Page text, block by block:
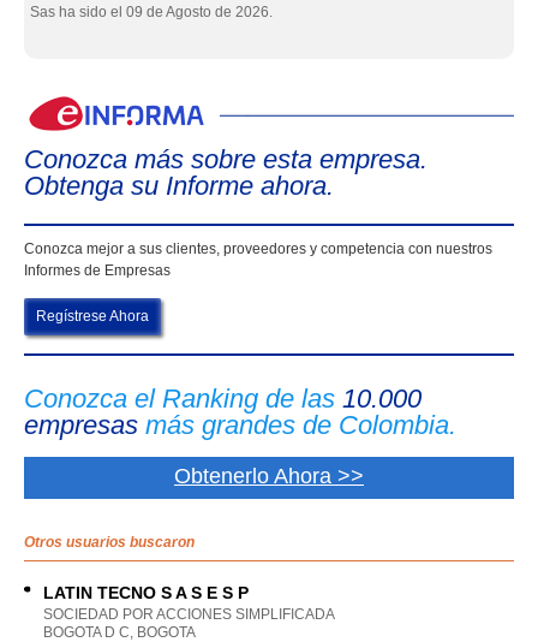
Sas ha sido el 09 de Agosto de 2026.
Conozca más sobre esta empresa.
Obtenga su Informe ahora.
Conozca mejor a sus clientes, proveedores y competencia con nuestros
Informes de Empresas
Regístrese Ahora
Conozca el Ranking de las 10.000
empresas más grandes de Colombia.
Obtenerlo Ahora >>
Otros usuarios buscaron
LATIN TECNO S A S E S P
SOCIEDAD POR ACCIONES SIMPLIFICADA
BOGOTA D C, BOGOTA